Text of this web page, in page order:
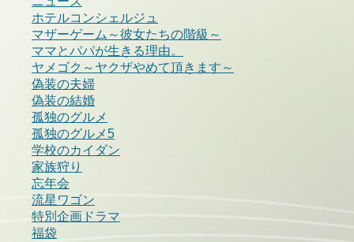
ホテルコンシェルジュ
マザーゲーム～彼女たちの階級～
ママとパパが生きる理由。
ヤメゴク～ヤクザやめて頂きます～
偽装の夫婦
偽装の結婚
孤独のグルメ
孤独のグルメ5
学校のカイダン
家族狩り
忘年会
流星ワゴン
特別企画ドラマ
福袋